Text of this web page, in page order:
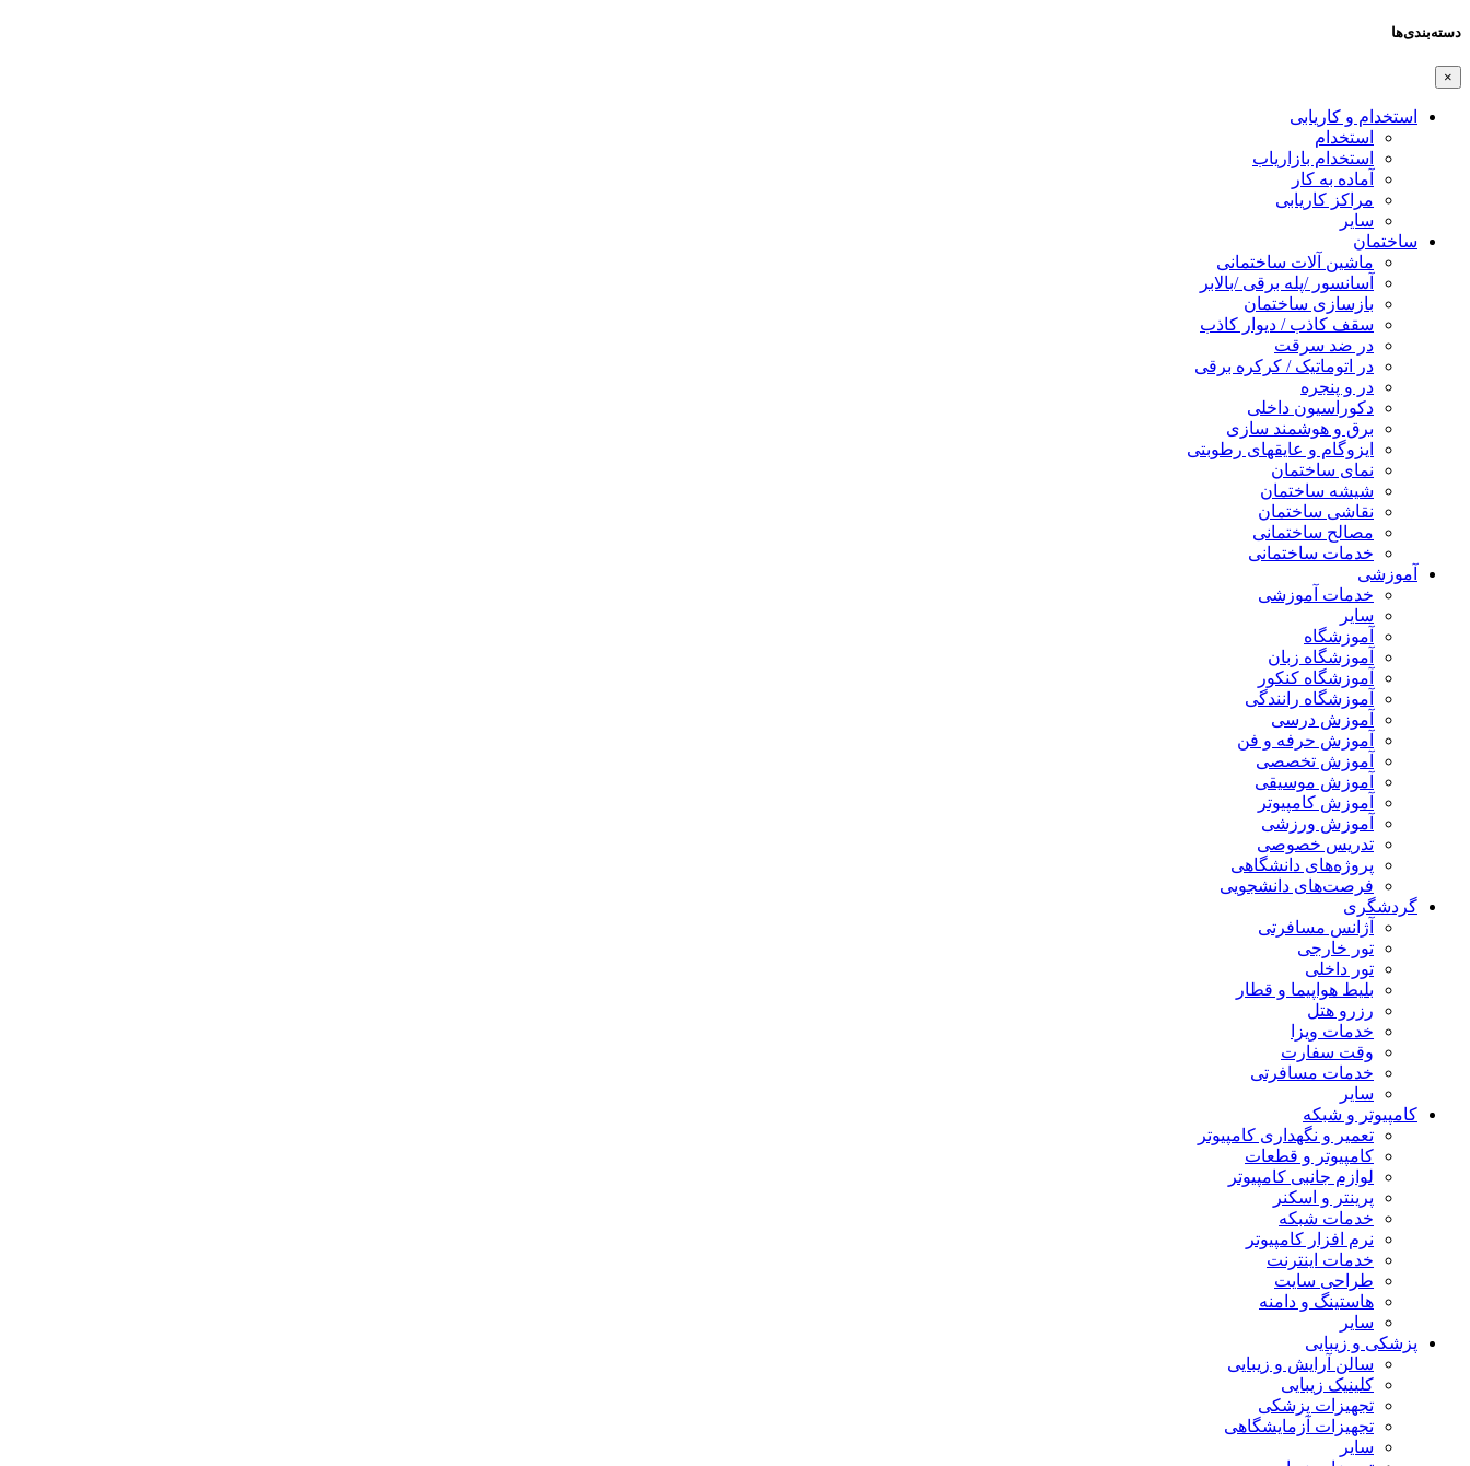
دسته‌بندی‌ها
×
استخدام و کاریابی
استخدام
استخدام بازاریاب
آماده به کار
مراکز کاریابی
سایر
ساختمان
ماشین آلات ساختمانی
آسانسور /پله برقی /بالابر
بازسازی ساختمان
سقف کاذب / دیوار کاذب
در ضد سرقت
در اتوماتیک / کرکره برقی
در و پنجره
دکوراسیون داخلی
برق و هوشمند سازی
ایزوگام و عایقهای رطوبتی
نمای ساختمان
شیشه ساختمان
نقاشی ساختمان
مصالح ساختمانی
خدمات ساختمانی
آموزشی
خدمات آموزشی
سایر
آموزشگاه
آموزشگاه زبان
آموزشگاه کنکور
آموزشگاه رانندگی
آموزش درسی
آموزش حرفه و فن
آموزش تخصصی
آموزش موسیقی
آموزش کامپیوتر
آموزش ورزشی
تدریس خصوصی
پروژه‌های دانشگاهی
فرصت‌های دانشجویی
گردشگری
آژانس مسافرتی
تور خارجی
تور داخلی
بلیط هواپیما و قطار
رزرو هتل
خدمات ویزا
وقت سفارت
خدمات مسافرتی
سایر
کامپیوتر و شبکه
تعمیر و نگهداری کامپیوتر
کامپیوتر و قطعات
لوازم جانبی کامپیوتر
پرینتر و اسکنر
خدمات شبکه
نرم افزار کامپیوتر
خدمات اینترنت
طراحی سایت
هاستینگ و دامنه
سایر
پزشکی و زیبایی
سالن آرایش و زیبایی
کلینیک زیبایی
تجهیزات پزشکی
تجهیزات آزمایشگاهی
سایر